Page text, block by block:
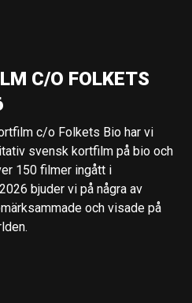
C/O FOLKETS
c/o Folkets Bio har vi
svensk kortfilm på bio och
150 filmer ingått i
bjuder vi på några av
och visade på